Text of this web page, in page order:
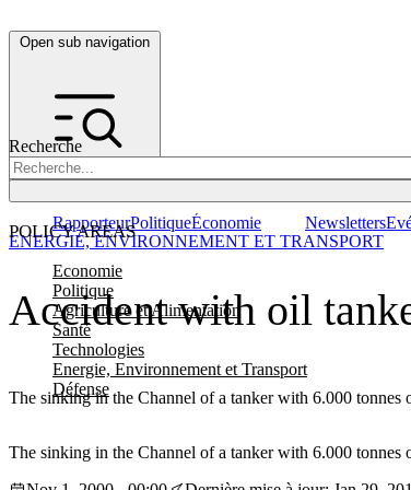
Open sub navigation
Recherche
POLICY AREAS
Economie
Politique
Agriculture et Alimentation
Santé
Technologies
Energie, Environnement et Transport
Défense
RapporteurPolitiqueÉconomie Newsletters
Accident with oil
The sinking in the Channel of a tanker with 6.000 tonnes
ENERGIE, ENVIRONNEMENT ET TRANSPORT
The sinking in the Channel of a tanker with 6.000 tonnes